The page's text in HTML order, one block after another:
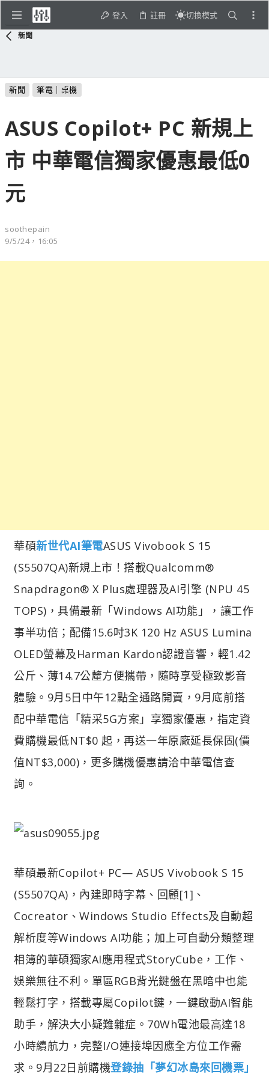
登入 註冊 切換模式
新聞
新聞 筆電｜桌機
ASUS Copilot+ PC 新規上
市 中華電信獨家優惠最低0
元
soothepain
9/5/24，16:05
華碩新世代AI筆電ASUS Vivobook S 15
(S5507QA)新規上市！搭載Qualcomm®
Snapdragon® X Plus處理器及AI引擎 (NPU 45
TOPS)，具備最新「Windows AI功能」，讓工作
事半功倍；配備15.6吋3K 120 Hz ASUS Lumina
OLED螢幕及Harman Kardon認證音響，輕1.42
公斤、薄14.7公釐方便攜帶，隨時享受極致影音
體驗。9月5日中午12點全通路開賣，9月底前搭
配中華電信「精采5G方案」享獨家優惠，指定資
費購機最低NT$0 起，再送一年原廠延長保固(價
值NT$3,000)，更多購機優惠請洽中華電信查
詢。
華碩最新Copilot+ PC— ASUS Vivobook S 15
(S5507QA)，內建即時字幕、回顧[1]、
Cocreator、Windows Studio Effects及自動超
解析度等Windows AI功能；加上可自動分類整理
相簿的華碩獨家AI應用程式StoryCube，工作、
娛樂無往不利。單區RGB背光鍵盤在黑暗中也能
輕鬆打字，搭載專屬Copilot鍵，一鍵啟動AI智能
助手，解決大小疑難雜症。70Wh電池最高達18
小時續航力，完整I/O連接埠因應全方位工作需
求。9月22日前購機登錄抽「夢幻冰島來回機票」